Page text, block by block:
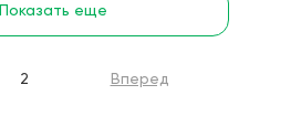
Показать еще
2 Вперед